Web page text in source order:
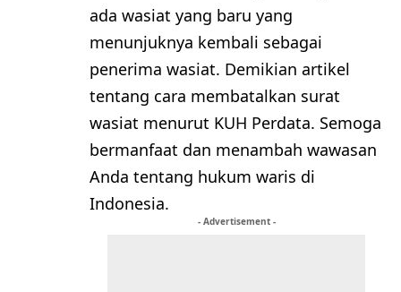
ada wasiat yang baru yang
menunjuknya kembali sebagai
penerima wasiat. Demikian artikel
tentang cara membatalkan surat
wasiat menurut KUH Perdata. Semoga
bermanfaat dan menambah wawasan
Anda tentang hukum waris di
Indonesia.
- Advertisement -